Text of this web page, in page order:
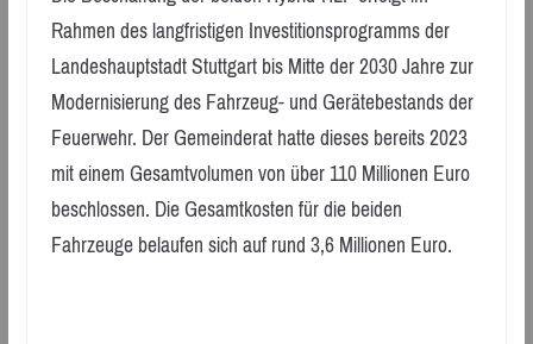
Rahmen des langfristigen Investitionsprogramms der
Landeshauptstadt Stuttgart bis Mitte der 2030 Jahre zur
Modernisierung des Fahrzeug- und Gerätebestands der
Feuerwehr. Der Gemeinderat hatte dieses bereits 2023
mit einem Gesamtvolumen von über 110 Millionen Euro
beschlossen. Die Gesamtkosten für die beiden
Fahrzeuge belaufen sich auf rund 3,6 Millionen Euro.